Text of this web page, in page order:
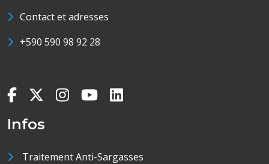
Contact et adresses
+590 590 98 92 28
Infos
Traitement Anti-Sargasses